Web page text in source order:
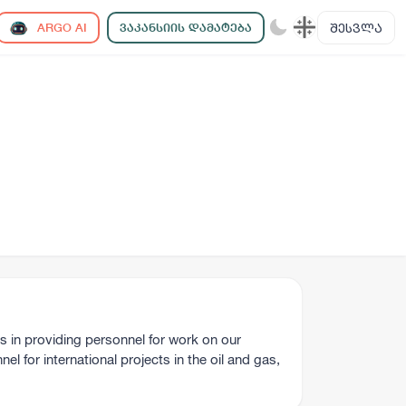
ARGO AI ᲕᲐᲙᲐᲜᲡᲘᲘᲡ ᲓᲐᲛᲐᲢᲔᲑᲐ ᲨᲔᲡᲕᲚᲐ
in providing personnel for work on our
for international projects in the oil and gas,